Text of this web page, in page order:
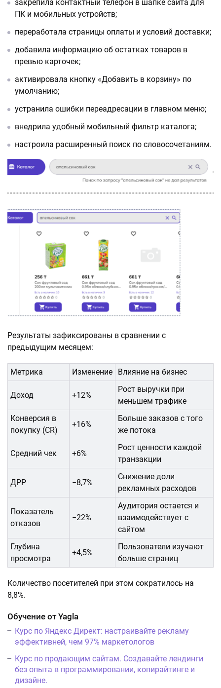
закрепила контактный телефон в шапке сайта для
ПК и мобильных устройств;
переработала страницы оплаты и условий доставки;
добавила информацию об остатках товаров в
превью карточек;
активировала кнопку «Добавить в корзину» по
умолчанию;
устранила ошибки переадресации в главном меню;
внедрила удобный мобильный фильтр каталога;
настроила расширенный поиск по словосочетаниям.
Результаты зафиксированы в сравнении с
предыдущим месяцем:
Метрика Изменение Влияние на бизнес
Доход +12%
Рост выручки при
меньшем трафике
Конверсия в
покупку (CR)
+16%
Больше заказов с того
же потока
Средний чек +6%
Рост ценности каждой
транзакции
ДРР −8,7%
Снижение доли
рекламных расходов
Показатель
отказов
−22%
Аудитория остается и
взаимодействует с
сайтом
Глубина
просмотра
+4,5%
Пользователи изучают
больше страниц
Количество посетителей при этом сократилось на
8,8%.
Обучение от Yagla
Курс по Яндекс Директ: настраивайте рекламу
эффективней, чем 97% маркетологов
Курс по продающим сайтам. Создавайте лендинги
без опыта в программировании, копирайтинге и
дизайне.